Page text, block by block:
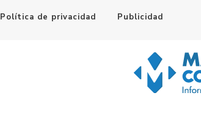
Política de privacidad Publicidad